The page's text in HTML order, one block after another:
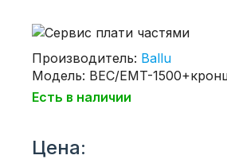
Производитель: Ballu
Модель: BEC/EMT-
Есть в наличии
Цена: